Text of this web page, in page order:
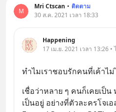
M
Mri Ctscan • ติดตาม
30 ส.ค. 2021 เวลา 18:33
Happening
17 เม.ย. 2021 เวลา 13:26
ทำไมเราชอบรักคนที่เค้าไม่
เชื่อว่าหลาย ๆ คนก็เคยเป็
เป็นอยู่ อย่างที่ตัวละครโจเ